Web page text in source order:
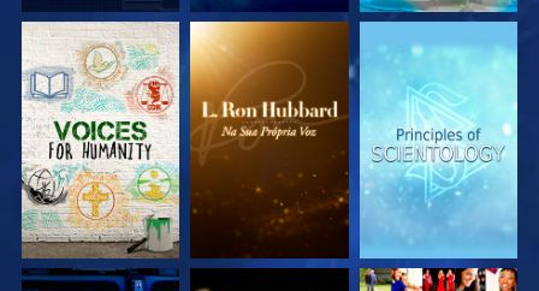
EXPLORE A SÉRIE EXPLORE A SÉRIE EXPLORE A SÉRIE